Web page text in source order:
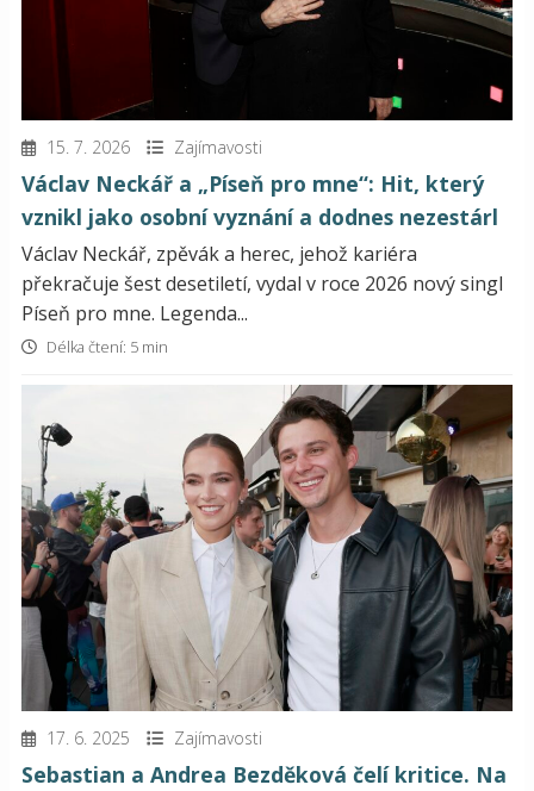
15. 7. 2026 Zajímavosti
Václav Neckář a „Píseň pro mne“: Hit, který
vznikl jako osobní vyznání a dodnes nezestárl
Václav Neckář, zpěvák a herec, jehož kariéra
překračuje šest desetiletí, vydal v roce 2026 nový singl
Píseň pro mne. Legenda...
Délka čtení: 5 min
17. 6. 2025 Zajímavosti
Sebastian a Andrea Bezděková čelí kritice. Na